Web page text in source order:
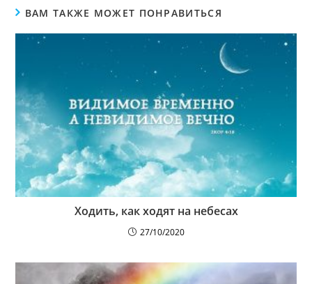
ВАМ ТАКЖЕ МОЖЕТ ПОНРАВИТЬСЯ
Ходить, как ходят на небесах
27/10/2020